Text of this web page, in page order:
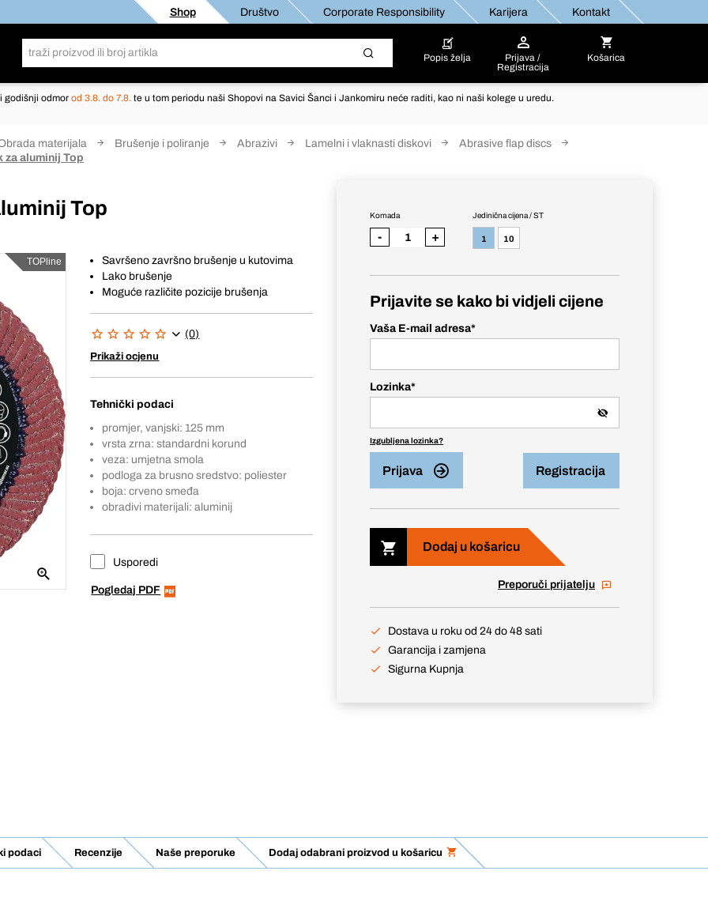
Shop Društvo Corporate Responsibility Karijera Kontakt
Popis želja
Prijava /
Registracija
Košarica
godišnji odmor od 3.8. do 7.8. te u tom periodu naši Shopovi na Savici Šanci i Jankomiru neće raditi, kao ni naši kolege u uredu.
materijala Brušenje i poliranje Abrazivi Lamelni i vlaknasti diskovi
Abrasive flap discs
aluminij Top
Top
TOPline
Savršeno završno brušenje u kutovima
Lako brušenje
Moguće različite pozicije brušenja
(0)
Prikaži ocjenu
Tehnički podaci
promjer, vanjski: 125 mm
vrsta zrna: standardni korund
veza: umjetna smola
podloga za brusno sredstvo: poliester
boja: crveno smeđa
obradivi materijali: aluminij
Usporedi
Pogledaj PDF
Jedinična cijena / ST
1 10
Komada
- +
Prijavite se kako bi vidjeli cijene
Vaša E-mail adresa*
Lozinka*
Izgubljena lozinka?
Prijava Registracija
Dodaj u košaricu
Preporuči prijatelju
Dostava u roku od 24 do 48 sati
Garancija i zamjena
Sigurna Kupnja
podaci Recenzije Naše preporuke Dodaj odabrani proizvod u košaricu